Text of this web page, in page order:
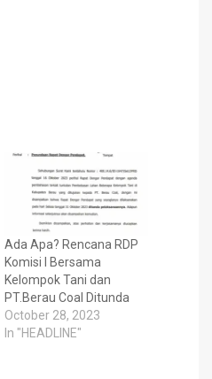
Ada Apa? Rencana RDP
Komisi I Bersama
Kelompok Tani dan
PT.Berau Coal Ditunda
October 28, 2023
In "HEADLINE"